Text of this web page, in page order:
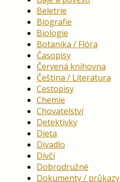
Beletrie
Biografie
Biologie
Botanika / Flóra
Časopisy
Červená knihovna
Čeština / Literatura
Cestopisy
Chemie
Chovatelství
Detektivky
Dieta
Divadlo
Dívčí
Dobrodružné
Dokumenty / průkazy